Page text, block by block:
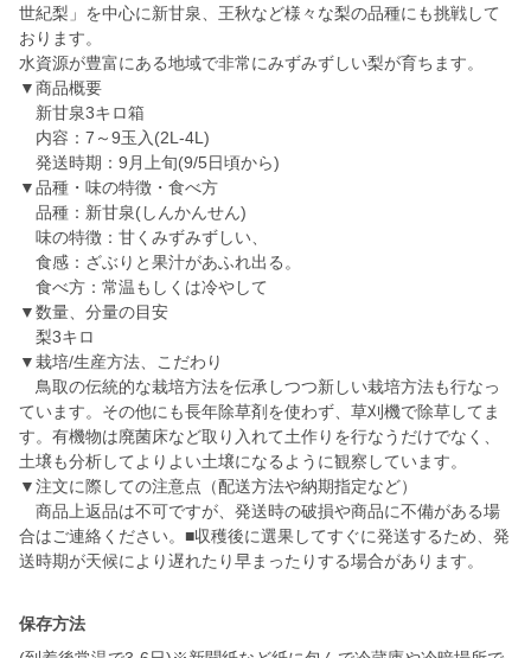
世紀梨」を中心に新甘泉、王秋など様々な梨の品種にも挑戦して
おります。
水資源が豊富にある地域で非常にみずみずしい梨が育ちます。
▼商品概要
新甘泉3キロ箱
内容：7～9玉入(2L-4L)
発送時期：9月上旬(9/5日頃から)
▼品種・味の特徴・食べ方
品種：新甘泉(しんかんせん)
味の特徴：甘くみずみずしい、
食感：ざぶりと果汁があふれ出る。
食べ方：常温もしくは冷やして
▼数量、分量の目安
梨3キロ
▼栽培/生産方法、こだわり
鳥取の伝統的な栽培方法を伝承しつつ新しい栽培方法も行なっ
ています。その他にも長年除草剤を使わず、草刈機で除草してま
す。有機物は廃菌床など取り入れて土作りを行なうだけでなく、
土壌も分析してよりよい土壌になるように観察しています。
▼注文に際しての注意点（配送方法や納期指定など）
商品上返品は不可ですが、発送時の破損や商品に不備がある場
合はご連絡ください。■収穫後に選果してすぐに発送するため、発
送時期が天候により遅れたり早まったりする場合があります。
保存方法